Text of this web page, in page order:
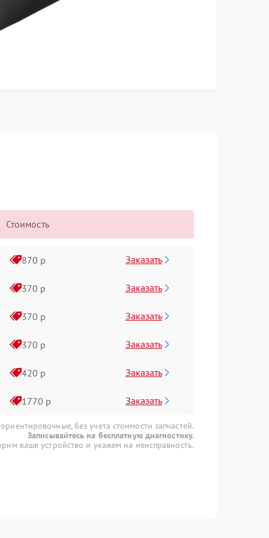
Стоимость
870 р Заказать
370 р Заказать
370 р Заказать
370 р Заказать
420 р Заказать
1770 р Заказать
без учета стоимости запчастей.
Записывайтесь на бесплатную диагностику.
ваше устройство и укажем на неисправность.